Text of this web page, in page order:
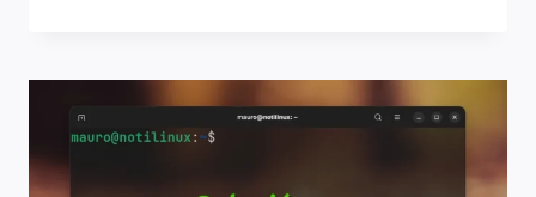
MISMATCH»
EN
APT